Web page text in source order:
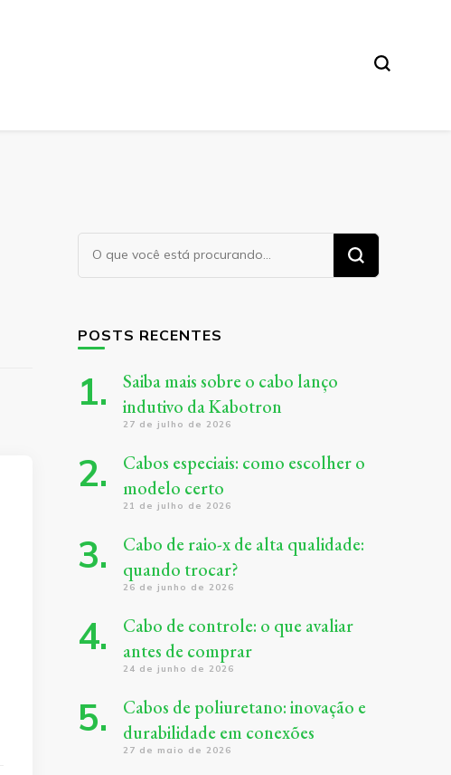
Procurando
algo?
POSTS RECENTES
Saiba mais sobre o cabo lanço
indutivo da Kabotron
27 de julho de 2026
Cabos especiais: como escolher o
modelo certo
21 de julho de 2026
Cabo de raio-x de alta qualidade:
quando trocar?
26 de junho de 2026
Cabo de controle: o que avaliar
antes de comprar
24 de junho de 2026
Cabos de poliuretano: inovação e
durabilidade em conexões
27 de maio de 2026